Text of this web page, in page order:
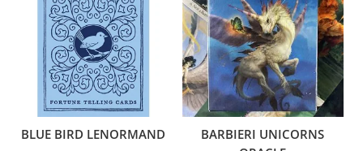
BLUE BIRD LENORMAND
BARBIERI UNICORNS